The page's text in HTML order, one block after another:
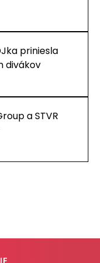
priniesla
divákov
a STVR